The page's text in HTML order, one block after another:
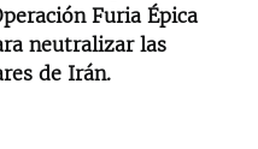
LATINA
Furia Épica
neutralizar las
de Irán.